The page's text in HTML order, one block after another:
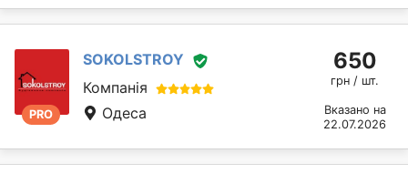
PRO
SOKOLSTROY
Компанія
Одеса
650
грн / шт.
Вказано на
22.07.2026